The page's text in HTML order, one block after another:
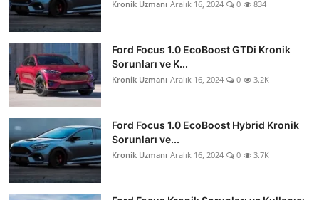
Kronik Uzmanı Aralık 16, 2024 0 834
Ford Focus 1.0 EcoBoost GTDi Kronik
Sorunları ve K...
Kronik Uzmanı Aralık 16, 2024 0 3.2K
Ford Focus 1.0 EcoBoost Hybrid Kronik
Sorunları ve...
Kronik Uzmanı Aralık 16, 2024 0 3.7K